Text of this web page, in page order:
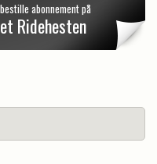
abonnement på
Ridehesten